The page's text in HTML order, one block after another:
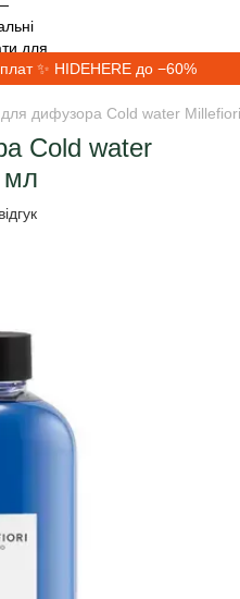
✨ HIDEHERE до −60%
дифузора Cold water
Cold water
мл